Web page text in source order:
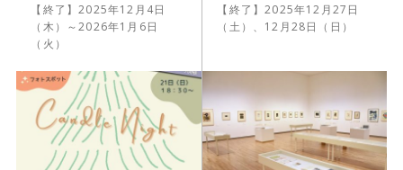
【終了】2025年12月4日
（木）～2026年1月6日
（火）
【終了】2025年12月27日
（土）、12月28日（日）